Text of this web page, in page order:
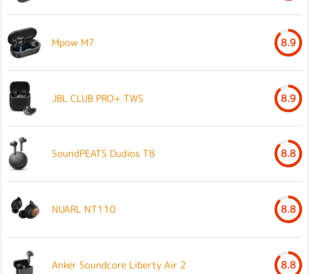
Mpow M7 8.9
JBL CLUB PRO+ TWS 8.9
SoundPEATS Dudios T8 8.8
NUARL NT110 8.8
Anker Soundcore Liberty Air 2 8.8